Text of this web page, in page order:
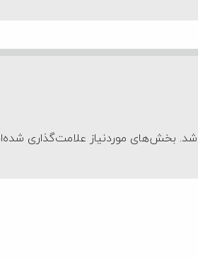
بخش‌های موردنیاز علامت‌گذاری